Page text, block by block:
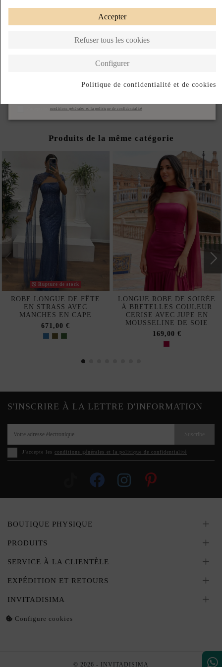
PRODUIT SUR DEMANDE
Produits de la même catégorie
Rupture de stock
ROBE LONGUE DE FÊTE
EN STRASS AVEC
MANCHES EN CAPE
671,00 €
LONGUE ROBE DE SOIRÉE
À BRETELLES COULEUR
CERISE AVEC JUPE EN
MOUSSELINE DE SOIE
169,00 €
S'INSCRIRE À LA LETTRE D'INFORMATION
J'accepte les conditions générales et la politique de confidentialité
BOUTIQUE PHYSIQUE
PRODUITS
SERVICE À LA CLIENTÈLE
EXPÉDITION ET RETOURS
INVITADISIMA
Configure cookies
© 2026 - INVITADISIMA
conditions générales et la politique de confidentialité
Accepter
Refuser tous les cookies
Configurer
Politique de confidentialité et de cookies